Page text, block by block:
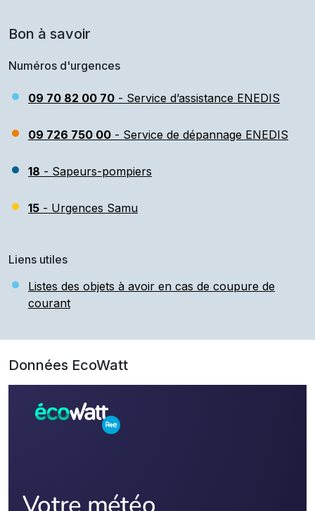
Bon à savoir
Numéros d'urgences
09 70 82 00 70 - Service d’assistance ENEDIS
09 726 750 00 - Service de dépannage ENEDIS
18 - Sapeurs-pompiers
15 - Urgences Samu
Liens utiles
Listes des objets à avoir en cas de coupure de
courant
Données EcoWatt